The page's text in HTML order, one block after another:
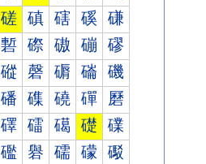
磋 磌 磍 磎 磏
磛 磜 磝 磞 磟
磫 磬 磭 磮 磯
磻 磼 磽 磾 磿
礋 礌 礍 礎 礏
礛 礜 礝 礞 礟